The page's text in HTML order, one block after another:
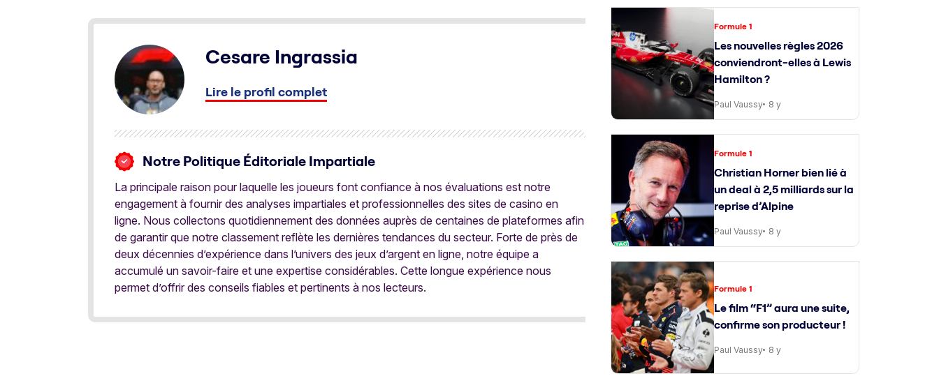
Cesare Ingrassia
Lire le profil complet
Notre Politique Éditoriale Impartiale
La principale raison pour laquelle les joueurs font confiance à nos évaluations est notre
engagement à fournir des analyses impartiales et professionnelles des sites de casino en
ligne. Nous collectons quotidiennement des données auprès de centaines de plateformes afin
de garantir que notre classement reflète les dernières tendances du secteur. Forte de près de
deux décennies d’expérience dans l’univers des jeux d’argent en ligne, notre équipe a
accumulé un savoir-faire et une expertise considérables. Cette longue expérience nous
permet d’offrir des conseils fiables et pertinents à nos lecteurs.
Formule 1
Les nouvelles règles 2026
conviendront-elles à Lewis
Hamilton ?
Paul Vaussy 8 y
Formule 1
Christian Horner bien lié à
un deal à 2,5 milliards sur la
reprise d’Alpine
Paul Vaussy 8 y
Formule 1
Le film “F1” aura une suite,
confirme son producteur !
Paul Vaussy 8 y